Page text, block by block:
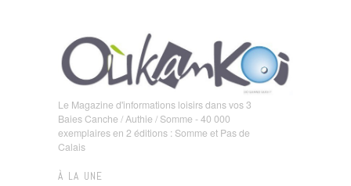
Le Magazine d'informations loisirs dans vos 3
Baies Canche / Authie / Somme - 40 000
exemplaires en 2 éditions : Somme et Pas de
Calais
À LA UNE